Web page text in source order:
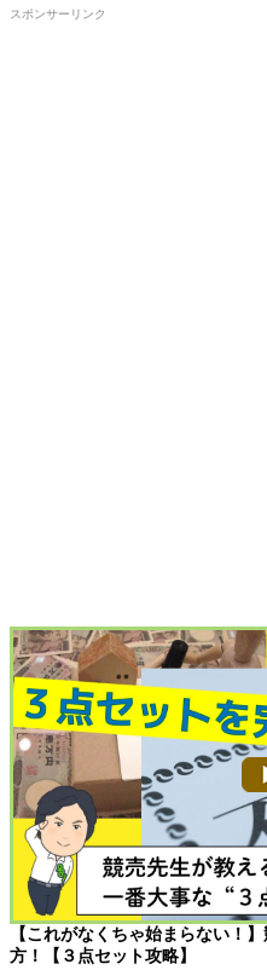
スポンサーリンク
【これがなくちゃ始まらない！
方！【３点セット攻略】